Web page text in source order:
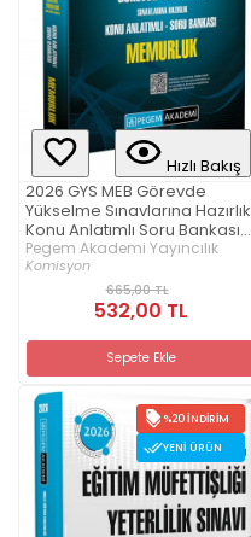
Hızlı Bakış
2026 GYS MEB Görevde
Yükselme Sınavlarına Hazırlık
Konu Anlatımlı Soru Bankası
MEMURLUK
Pegem Akademi Yayıncılık
Komisyon
665,00 TL
532,00 TL
Sepete Ekle
%20 İNDIRIM
YENI ÜRÜN